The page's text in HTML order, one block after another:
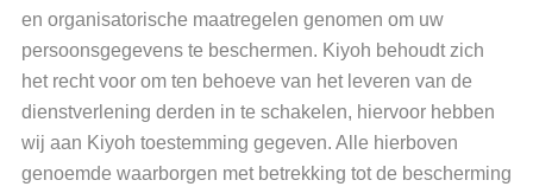
en organisatorische maatregelen genomen om uw
persoonsgegevens te beschermen. Kiyoh behoudt zich
het recht voor om ten behoeve van het leveren van de
dienstverlening derden in te schakelen, hiervoor hebben
wij aan Kiyoh toestemming gegeven. Alle hierboven
genoemde waarborgen met betrekking tot de bescherming